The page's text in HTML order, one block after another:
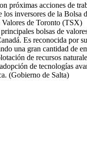
próximas acciones de
los inversores de la Bolsa
Valores de Toronto (TSX)
bolsas de
Es reconocida por
una gran cantidad de
de recursos
de tecnologías
(Gobierno de Salta)